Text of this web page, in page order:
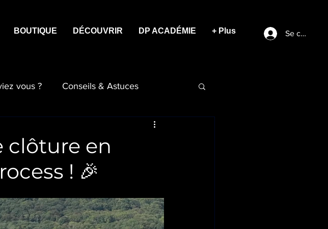
BOUTIQUE DÉCOUVRIR DP ACADÉMIE + Plus Se
vous ? Conseils & Astuces
clôture en
! 🎉